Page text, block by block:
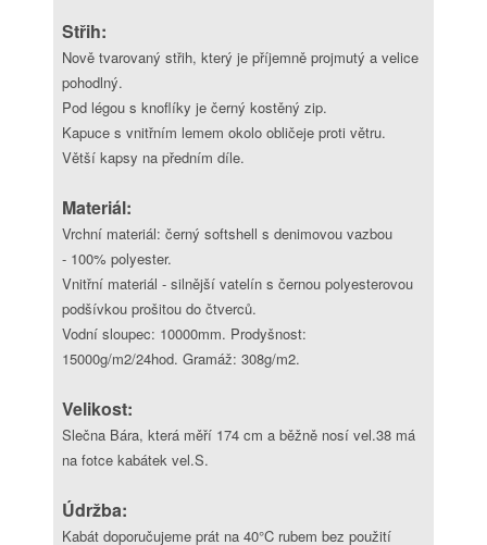
Střih:
Nově tvarovaný střih, který je příjemně projmutý a velice
pohodlný.
Pod légou s knoflíky je černý kostěný zip.
Kapuce s vnitřním lemem okolo obličeje proti větru.
Větší kapsy na předním díle.
Materiál:
Vrchní materiál: černý softshell s denimovou vazbou
- 100% polyester.
Vnitřní materiál - silnější vatelín s černou polyesterovou
podšívkou prošitou do čtverců.
Vodní sloupec: 10000mm. Prodyšnost:
15000g/m2/24hod. Gramáž: 308g/m2.
Velikost:
Slečna Bára, která měří 174 cm a běžně nosí vel.38 má
na fotce kabátek vel.S.
Údržba:
Kabát doporučujeme prát na 40°C rubem bez použití